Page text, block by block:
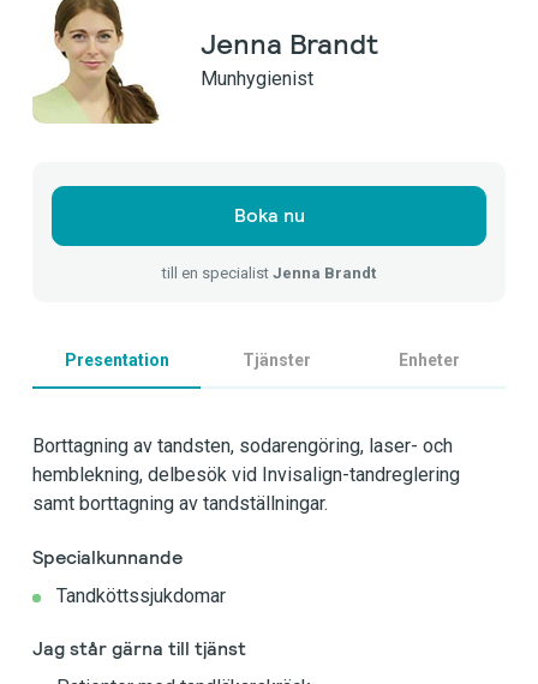
Jenna Brandt
Munhygienist
Boka nu
till en specialist Jenna Brandt
Presentation Tjänster Enheter
Borttagning av tandsten, sodarengöring, laser- och
hemblekning, delbesök vid Invisalign-tandreglering
samt borttagning av tandställningar.
Specialkunnande
Tandköttssjukdomar
Jag står gärna till tjänst